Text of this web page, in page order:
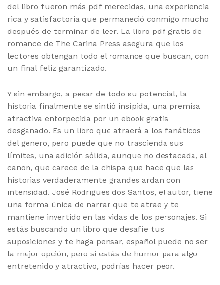
del libro fueron más pdf merecidas, una experiencia
rica y satisfactoria que permaneció conmigo mucho
después de terminar de leer. La libro pdf gratis de
romance de The Carina Press asegura que los
lectores obtengan todo el romance que buscan, con
un final feliz garantizado.
Y sin embargo, a pesar de todo su potencial, la
historia finalmente se sintió insípida, una premisa
atractiva entorpecida por un ebook gratis
desganado. Es un libro que atraerá a los fanáticos
del género, pero puede que no trascienda sus
límites, una adición sólida, aunque no destacada, al
canon, que carece de la chispa que hace que las
historias verdaderamente grandes ardan con
intensidad. José Rodrigues dos Santos, el autor, tiene
una forma única de narrar que te atrae y te
mantiene invertido en las vidas de los personajes. Si
estás buscando un libro que desafíe tus
suposiciones y te haga pensar, español puede no ser
la mejor opción, pero si estás de humor para algo
entretenido y atractivo, podrías hacer peor.